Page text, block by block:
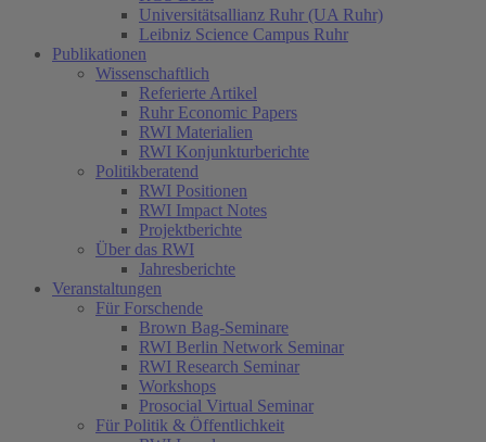
Universitätsallianz Ruhr (UA Ruhr)
Leibniz Science Campus Ruhr
Publikationen
Wissenschaftlich
Referierte Artikel
Ruhr Economic Papers
RWI Materialien
RWI Konjunkturberichte
Politikberatend
RWI Positionen
RWI Impact Notes
Projektberichte
Über das RWI
Jahresberichte
Veranstaltungen
Für Forschende
Brown Bag-Seminare
RWI Berlin Network Seminar
RWI Research Seminar
Workshops
Prosocial Virtual Seminar
Für Politik & Öffentlichkeit